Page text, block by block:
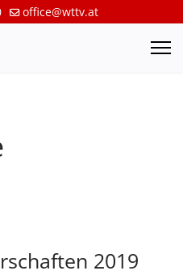
office@wttv.at
2019